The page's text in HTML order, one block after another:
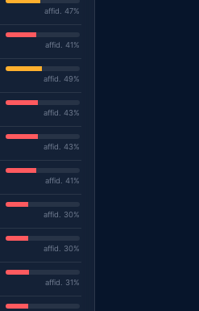
affid. 47%
affid. 41%
affid. 49%
affid. 43%
affid. 43%
affid. 41%
affid. 30%
affid. 30%
affid. 31%